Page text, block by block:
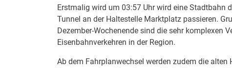
Erstmalig wird um 03:57 Uhr wird eine Stadtbahn
Tunnel an der Haltestelle Marktplatz passieren.
Dezember-Wochenende sind die sehr komplexen
Eisenbahnverkehren in der Region.
Ab dem Fahrplanwechsel werden zudem die alten